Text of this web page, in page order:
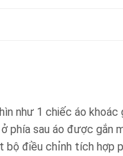
như 1 chiếc áo khoác
phía sau áo được gắn
điều chỉnh tích hợp